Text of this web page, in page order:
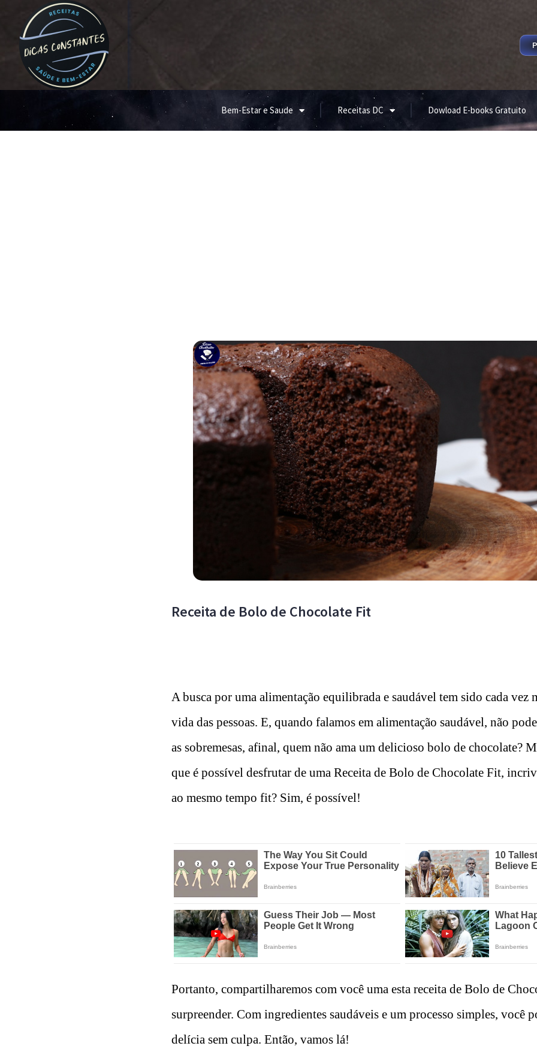
Bem-Estar e Saude Receitas DC Dowload E-books Gratuito
Receita de Bolo de Chocolate Fit
A busca por uma alimentação equilibrada e saudável tem sido cada vez
vida das pessoas. E, quando falamos em alimentação saudável, não
as sobremesas, afinal, quem não ama um delicioso bolo de chocolate?
que é possível desfrutar de uma Receita de Bolo de Chocolate Fit,
ao mesmo tempo fit? Sim, é possível!
Portanto, compartilharemos com você uma esta receita de Bolo de
surpreender. Com ingredientes saudáveis e um processo simples, você
delícia sem culpa. Então, vamos lá!